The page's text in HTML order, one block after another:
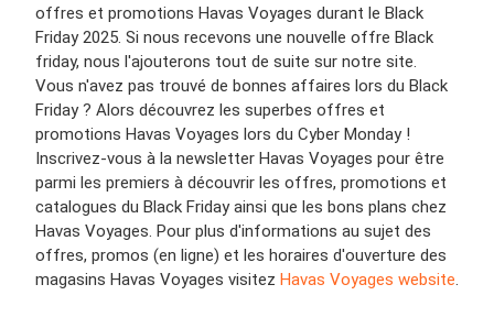
offres et promotions Havas Voyages durant le Black
Friday 2025. Si nous recevons une nouvelle offre Black
friday, nous l'ajouterons tout de suite sur notre site.
Vous n'avez pas trouvé de bonnes affaires lors du Black
Friday ? Alors découvrez les superbes offres et
promotions Havas Voyages lors du Cyber Monday !
Inscrivez-vous à la newsletter Havas Voyages pour être
parmi les premiers à découvrir les offres, promotions et
catalogues du Black Friday ainsi que les bons plans chez
Havas Voyages. Pour plus d'informations au sujet des
offres, promos (en ligne) et les horaires d'ouverture des
magasins Havas Voyages visitez Havas Voyages website.